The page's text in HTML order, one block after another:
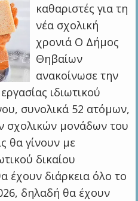
καθαριστές για τη
νέα σχολική
χρονιά Ο Δήμος
Θηβαίων
ανακοίνωσε την
ιδιωτικού
συνολικά 52 ατόμων,
σχολικών μονάδων του
θα γίνουν με
δικαίου
έχουν διάρκεια όλο το
δηλαδή θα έχουν